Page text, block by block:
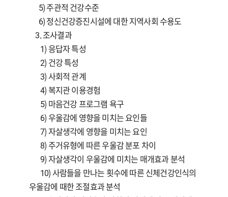
5) 주관적 건강수준
6) 정신건강증진시설에 대한 지역사회 수용도
3. 조사결과
1) 응답자 특성
2) 건강 특성
3) 사회적 관계
4) 복지관 이용경험
5) 마음건강 프로그램 욕구
6) 우울감에 영향을 미치는 요인들
7) 자살생각에 영향을 미치는 요인
8) 주거유형에 따른 우울감 분포 차이
9) 자살생각이 우울감에 미치는 매개효과 분석
10) 사람들을 만나는 횟수에 따른 신체건강인식의
우울감에 때한 조절효과 분석